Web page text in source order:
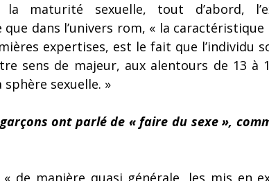
maturité sexuelle, tout d’abord,
que dans l’univers rom, « la
expertises, est le fait que l’individu
sens de majeur, aux alentours de 13 à
sexuelle. »
ont parlé de « faire du sexe »,
« de manière quasi générale, les mis en